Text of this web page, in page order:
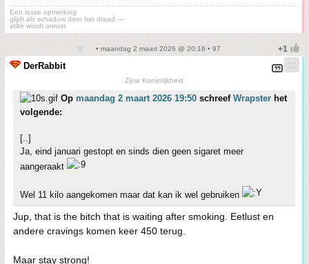
Een losse opmerking
glijdt als schaduw door het draad —
stilte wordt onrust
• maandag 2 maart 2026 @ 20:16 • 97
DerRabbit
Zijne Konijnlijkheid
Op maandag 2 maart 2026 19:50 schreef Wrapster het
volgende:
[..]
Ja, eind januari gestopt en sinds dien geen sigaret meer
aangeraakt
Wel 11 kilo aangekomen maar dat kan ik wel gebruiken
Jup, that is the bitch that is waiting after smoking. Eetlust en
andere cravings komen keer 450 terug.
Maar stay strong!